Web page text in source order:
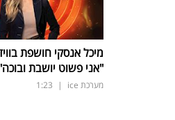
מיכל אנסקי חושפת
"אני פשוט יושבת
מערכת ice |
1:23